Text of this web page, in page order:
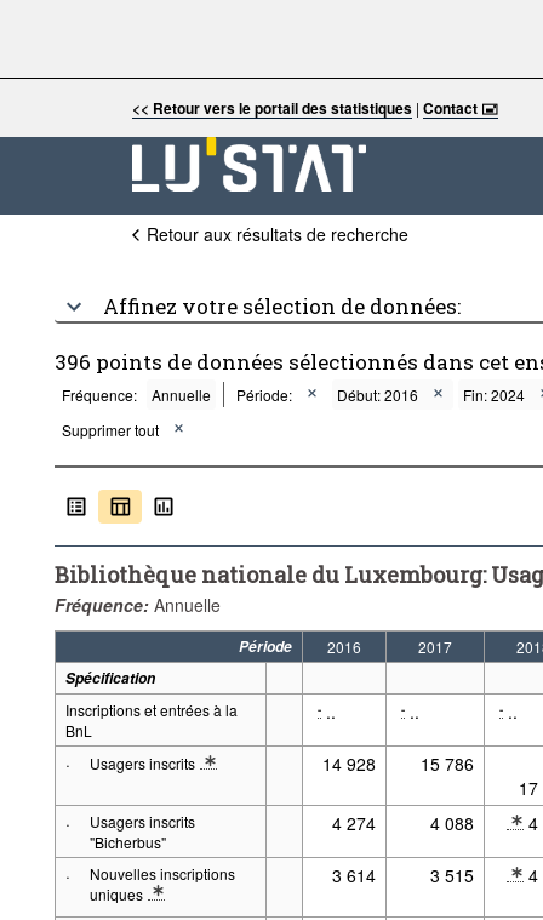
<< Retour vers le portail des statistiques| Contact 🖃
Retour aux résultats de recherche
Affinez votre sélection de données:
396 points de données sélectionnés dans cet
Fréquence: Annuelle Période: Début: 2016
Fin: 2024
Supprimer tout
Bibliothèque nationale du Luxembourg:
Fréquence: Annuelle
Période 2016 2017
Spécification
Inscriptions et entrées à la
BnL
- .. - .. - ..
· Usagers inscrits
* Note spécification 2: Total des usagers inscrits à la BnL et
14 928 15 786
* 17
·
Usagers inscrits
"Bicherbus"
4 274 4 088 4
·
Nouvelles inscriptions
uniques
* Note spécification 2: Total des usagers nouvellement inscrits à
3 614 3 515 4